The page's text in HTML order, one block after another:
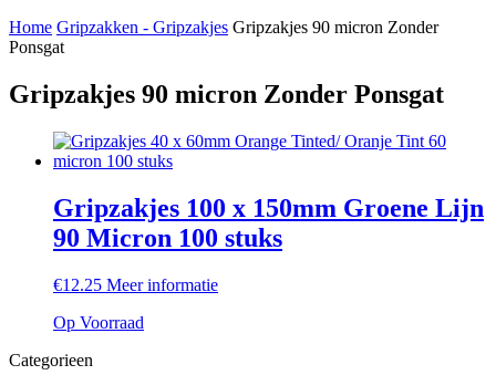
Home Gripzakken - Gripzakjes Gripzakjes 90 micron Zonder
Ponsgat
Gripzakjes 90 micron Zonder Ponsgat
Gripzakjes 100 x 150mm Groene Lijn
90 Micron 100 stuks
€12.25 Meer informatie
Op Voorraad
Categorieen